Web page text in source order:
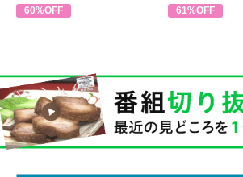
60%OFF 61%OFF